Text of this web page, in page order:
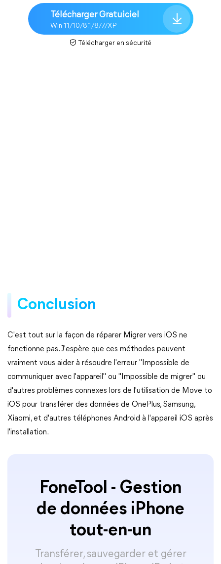
Télécharger Gratuiciel
Win 11/10/8.1/8/7/XP
Télécharger en sécurité
Conclusion
C'est tout sur la façon de réparer Migrer vers iOS ne
fonctionne pas. J'espère que ces méthodes peuvent
vraiment vous aider à résoudre l'erreur "Impossible de
communiquer avec l'appareil" ou "Impossible de migrer" ou
d'autres problèmes connexes lors de l'utilisation de Move to
iOS pour transférer des données de OnePlus, Samsung,
Xiaomi, et d'autres téléphones Android à l'appareil iOS après
l'installation.
FoneTool - Gestion
de données iPhone
tout-en-un
Transférer, sauvegarder et gérer